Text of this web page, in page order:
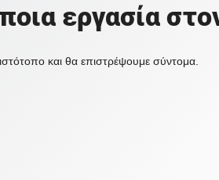
εργασία
και θα επιστρέψουμε σύντομα.